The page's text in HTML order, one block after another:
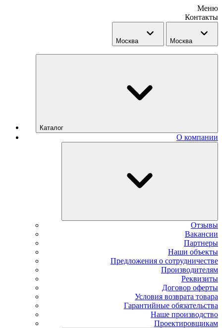
Меню
Контакты
Москва Москва
Каталог
О компании
Отзывы
Вакансии
Партнеры
Наши объекты
Предложения о сотрудничестве
Производителям
Реквизиты
Договор оферты
Условия возврата товара
Гарантийные обязательства
Наше производство
Проектировщикам